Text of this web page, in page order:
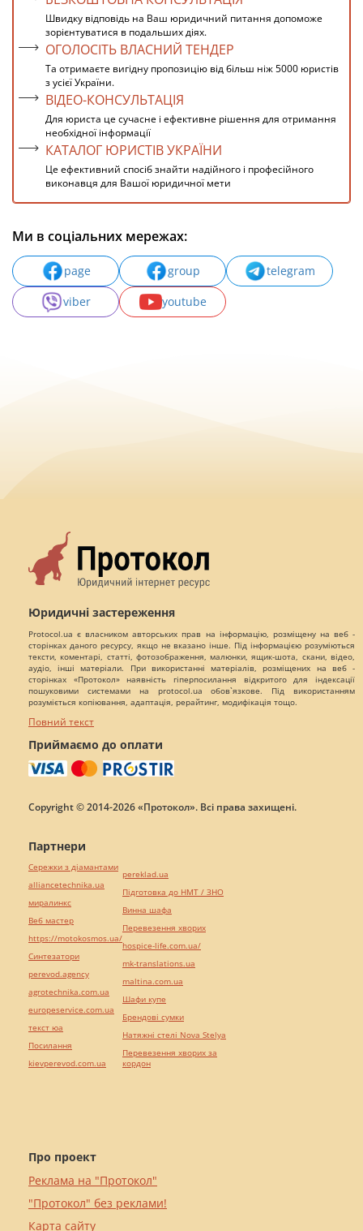
Швидку відповідь на Ваш юридичний питання допоможе
зорієнтуватися в подальших діях.
ОГОЛОСІТЬ ВЛАСНИЙ ТЕНДЕР
Та отримаєте вигідну пропозицію від більш ніж 5000 юристів
з усієї України.
ВІДЕО-КОНСУЛЬТАЦІЯ
Для юриста це сучасне і ефективне рішення для отримання
необхідної інформації
КАТАЛОГ ЮРИСТІВ УКРАЇНИ
Це ефективний спосіб знайти надійного і професійного
виконавця для Вашої юридичної мети
Ми в соціальних мережах:
page group
telegram
viber
youtube
Юридичні застереження
Protocol.ua є власником авторських прав на інформацію, розміщену на веб -
сторінках даного ресурсу, якщо не вказано інше. Під інформацією розуміються
тексти, коментарі, статті, фотозображення, малюнки, ящик-шота, скани, відео,
аудіо, інші матеріали. При використанні матеріалів, розміщених на веб -
сторінках «Протокол» наявність гіперпосилання відкритого для індексації
пошуковими системами на protocol.ua обов`язкове. Під використанням
розуміється копіювання, адаптація, рерайтинг, модифікація тощо.
Повний текст
Приймаємо до оплати
Copyright © 2014-2026 «Протокол». Всі права захищені.
Про проект
Реклама на "Протокол"
"Протокол" без реклами!
Карта сайту
Партнери
Сережки з діамантами
alliancetechnika.ua
миралинкс
Веб мастер
https://motokosmos.ua/
Синтезатори
perevod.agency
agrotechnika.com.ua
europeservice.com.ua
текст юа
Посилання
kievperevod.com.ua
pereklad.ua
Підготовка до НМТ / ЗНО
Винна шафа
Перевезення хворих
hospice-life.com.ua/
mk-translations.ua
maltina.com.ua
Шафи купе
Брендові сумки
Натяжні стелі Nova Stelya
Перевезення хворих за
кордон